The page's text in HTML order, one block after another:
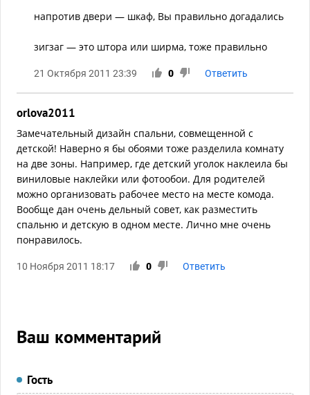
напротив двери — шкаф, Вы правильно догадались
зигзаг — это штора или ширма, тоже правильно
21 Октября 2011 23:39 0 Ответить
orlova2011
Замечательный дизайн спальни, совмещенной с
детской! Наверно я бы обоями тоже разделила комнату
на две зоны. Например, где детский уголок наклеила бы
виниловые наклейки или фотообои. Для родителей
можно организовать рабочее место на месте комода.
Вообще дан очень дельный совет, как разместить
спальню и детскую в одном месте. Лично мне очень
понравилось.
10 Ноября 2011 18:17 0 Ответить
Ваш комментарий
Гость